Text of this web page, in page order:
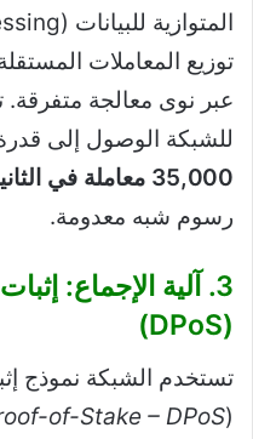
توزيع المعاملات
عبر نوى معالجة متفرقة.
للشبكة الوصول إلى قدرة
35,000 معاملة في الثانية (TPS)
رسوم شبه معدومة.
3. آلية الإجماع:
(DPoS)
تستخدم الشبكة نموذج
(
of-Stake – DPoS